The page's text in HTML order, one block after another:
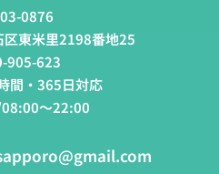
0876
区東米里2198番地25
905-623
間・365日対応
～22:00